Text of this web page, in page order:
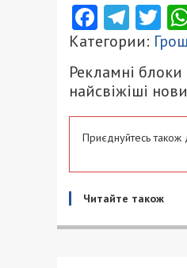
Категории:
Рекламні
найсвіжіші
Приєднуйтесь також
Читайте також